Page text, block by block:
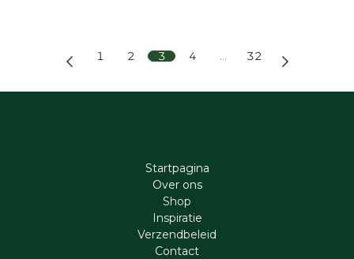
1 2 3 4 … 32
Startpagina
Ove​r​ ons
Shop
Inspiratie
Verzendbeleid
Cont​act